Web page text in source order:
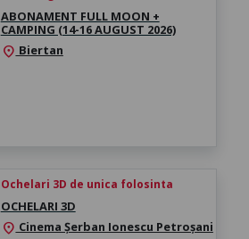
ABONAMENT FULL MOON +
CAMPING (14-16 AUGUST 2026)
location_on Biertan
Ochelari 3D de unica folosinta
OCHELARI 3D
location_on Cinema Şerban Ionescu Petroșani